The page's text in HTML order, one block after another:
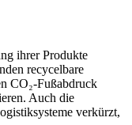
ihrer Produkte
recycelbare
CO₂-Fußabdruck
Auch die
verkürzt,